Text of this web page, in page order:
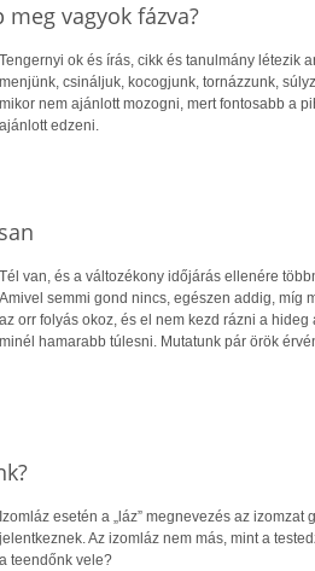
vagyok fázva?
Tengernyi ok és írás, cikk és tanulmány létezik
menjünk, csináljuk, kocogjunk, tornázzunk,
mikor nem ajánlott mozogni, mert fontosabb a
ajánlott edzeni.
Tél van, és a változékony időjárás ellenére
Amivel semmi gond nincs, egészen addig, míg
az orr folyás okoz, és el nem kezd rázni a
minél hamarabb túlesni. Mutatunk pár örök
Izomláz esetén a „láz” megnevezés az
jelentkeznek. Az izomláz nem más, mint a
a teendőnk vele?